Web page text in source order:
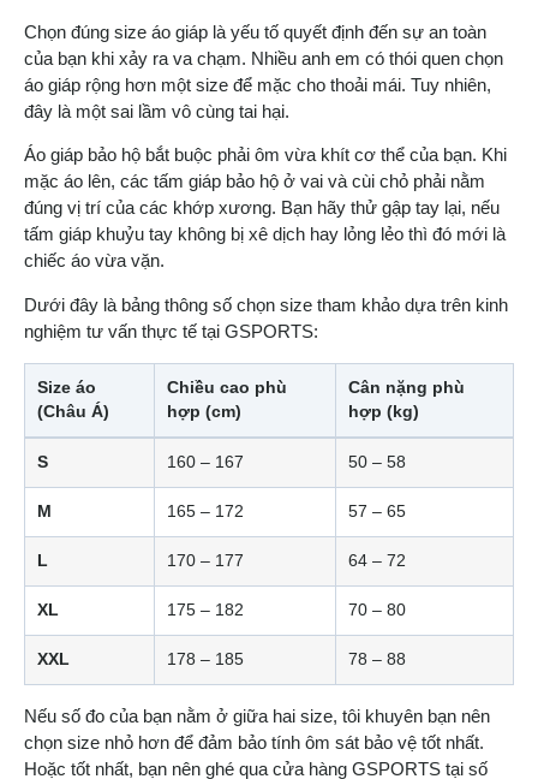
Chọn đúng size áo giáp là yếu tố quyết định đến sự an toàn
của bạn khi xảy ra va chạm. Nhiều anh em có thói quen chọn
áo giáp rộng hơn một size để mặc cho thoải mái. Tuy nhiên,
đây là một sai lầm vô cùng tai hại.
Áo giáp bảo hộ bắt buộc phải ôm vừa khít cơ thể của bạn. Khi
mặc áo lên, các tấm giáp bảo hộ ở vai và cùi chỏ phải nằm
đúng vị trí của các khớp xương. Bạn hãy thử gập tay lại, nếu
tấm giáp khuỷu tay không bị xê dịch hay lỏng lẻo thì đó mới là
chiếc áo vừa vặn.
Dưới đây là bảng thông số chọn size tham khảo dựa trên kinh
nghiệm tư vấn thực tế tại GSPORTS:
Size áo
(Châu Á)
Chiều cao phù
hợp (cm)
Cân nặng phù
hợp (kg)
S 160 – 167 50 – 58
M 165 – 172 57 – 65
L 170 – 177 64 – 72
XL 175 – 182 70 – 80
XXL 178 – 185 78 – 88
Nếu số đo của bạn nằm ở giữa hai size, tôi khuyên bạn nên
chọn size nhỏ hơn để đảm bảo tính ôm sát bảo vệ tốt nhất.
Hoặc tốt nhất, bạn nên ghé qua cửa hàng GSPORTS tại số